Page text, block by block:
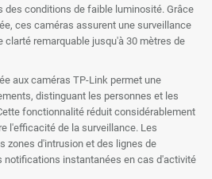
des conditions de faible luminosité. Grâce
ces caméras assurent une surveillance
clarté remarquable jusqu'à 30 mètres de
aux caméras TP-Link permet une
distinguant les personnes et les
fonctionnalité réduit considérablement
l'efficacité de la surveillance. Les
zones d'intrusion et des lignes de
notifications instantanées en cas d'activité